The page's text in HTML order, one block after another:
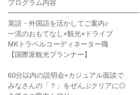
プログラム内容
━━━━━━━━━━━━━━━━━━━
英語・外国語を活かしてご案内♪
一流のおもてなし×観光×ドライブ
MKトラベルコーディネーター職
【国際派観光プランナー】
60分以内の説明会+カジュアル面談で
みなさんの「？」をぜんぶクリアに◎